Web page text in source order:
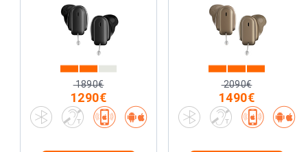
1890€
1290€
2090€
1490€